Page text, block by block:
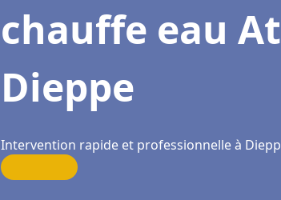
chauffe eau
Dieppe
Intervention rapide et professionnelle à